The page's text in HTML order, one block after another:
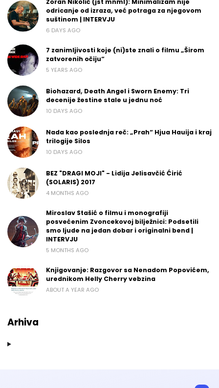
Zoran Nikolić (jst mnml): Minimalizam nije
odricanje od izraza, već potraga za njegovom
suštinom | INTERVJU
6 DAYS AGO
7 zanimljivosti koje (ni)ste znali o filmu „Širom
zatvorenih očiju“
5 YEARS AGO
Biohazard, Death Angel i Sworn Enemy: Tri
decenije žestine stale u jednu noć
10 DAYS AGO
Nada kao poslednja reč: „Prah“ Hjua Hauija i kraj
trilogije Silos
10 DAYS AGO
BEZ "DRAGI MOJI" - Lidija Jelisavčić Ćirić
(SOLARIS) 2017
4 MONTHS AGO
Miroslav Stašić o filmu i monografiji
posvećenim Zvoncekovoj bilježnici: Podsetili
smo ljude na jedan dobar i originalni bend |
INTERVJU
5 MONTHS AGO
Knjigovanje: Razgovor sa Nenadom Popovićem,
urednikom Helly Cherry vebzina
ABOUT A YEAR AGO
Arhiva